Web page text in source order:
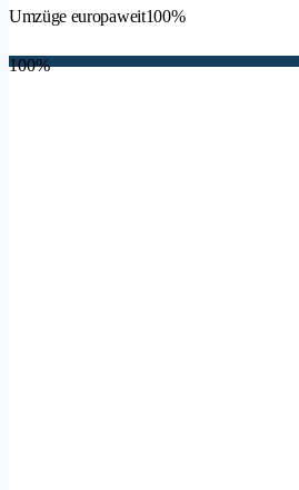
Umzüge europaweit100%
100%